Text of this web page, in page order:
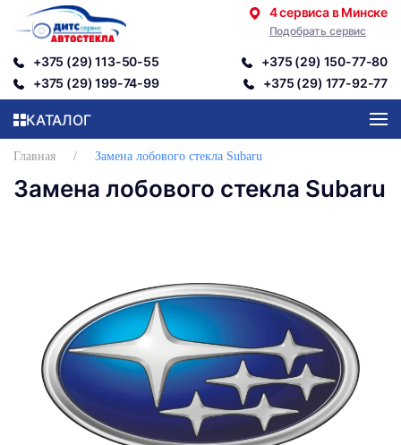
4 сервиса в Минске
Подобрать сервис
+375 (29) 113-50-55
+375 (29) 199-74-99
+375 (29) 150-77-80
+375 (29) 177-92-77
КАТАЛОГ
Замена лобового стекла Subaru
Главная Замена лобового стекла Subaru